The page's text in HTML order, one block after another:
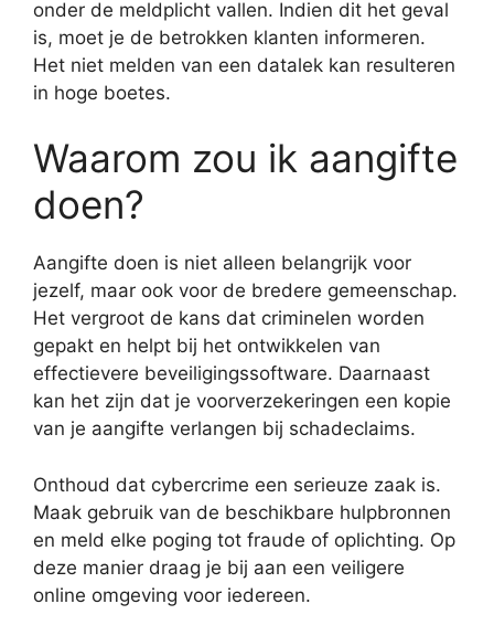
onder de meldplicht vallen. Indien dit het geval
is, moet je de betrokken klanten informeren.
Het niet melden van een datalek kan resulteren
in hoge boetes.
Waarom zou ik aangifte
doen?
Aangifte doen is niet alleen belangrijk voor
jezelf, maar ook voor de bredere gemeenschap.
Het vergroot de kans dat criminelen worden
gepakt en helpt bij het ontwikkelen van
effectievere beveiligingssoftware. Daarnaast
kan het zijn dat je voorverzekeringen een kopie
van je aangifte verlangen bij schadeclaims.
Onthoud dat cybercrime een serieuze zaak is.
Maak gebruik van de beschikbare hulpbronnen
en meld elke poging tot fraude of oplichting. Op
deze manier draag je bij aan een veiligere
online omgeving voor iedereen.